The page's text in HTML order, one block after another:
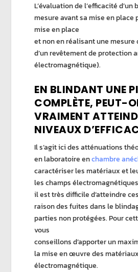
L’évaluation de l’efficacité d’un
mesure avant sa mise en place
mise en place
et non en réalisant une mesure
d’un revêtement de protection
électromagnétique).
EN BLINDANT UNE
COMPLÈTE, PEUT-
VRAIMENT
NIVEAUX
Il s’agit ici des atténuations
en laboratoire enchambre
caractériser les matériaux et
les champs
il est très difficile d’atteindre
raison des fuites dans le
parties non protégées. Pour
vous
conseillons d’apporter un
la mise en œuvre des
électromagnétique.